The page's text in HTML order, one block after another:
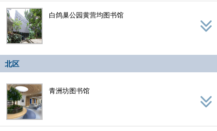
白鸽巢公园黄营均图书馆
北区
青洲坊图书馆